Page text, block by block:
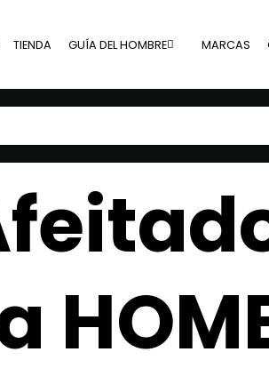
TIENDA GUÍA DEL HOMBRE MARCAS